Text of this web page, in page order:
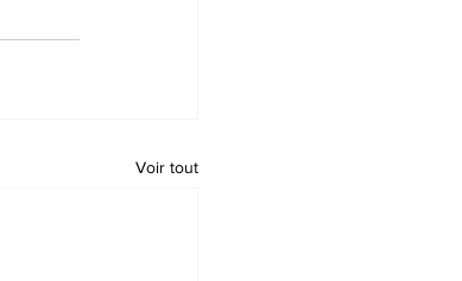
Voir tout